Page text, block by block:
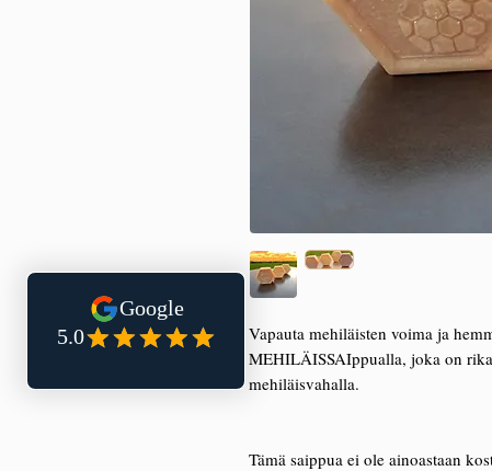
Vapauta mehiläisten voima ja
MEHILÄISSAIppualla, joka on
mehiläisvahalla.
Tämä saippua ei ole ainoastaan